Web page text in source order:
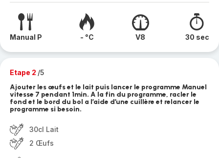
Manual P - °C V8 30 sec
Etape 2 /5
Ajouter les œufs et le lait puis lancer le programme Manuel
vitesse 7 pendant 1min. A la fin du programme, racler le
fond et le bord du bol a l’aide d’une cuillère et relancer le
programme si besoin.
30cl Lait
2 Œufs